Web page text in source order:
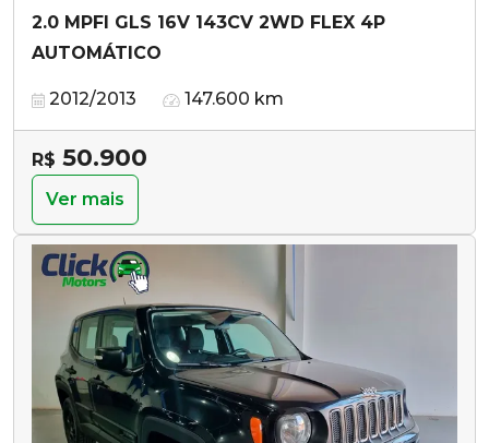
2.0 MPFI GLS 16V 143CV 2WD FLEX 4P
AUTOMÁTICO
2012/2013 147.600 km
R$ 50.900
Ver mais